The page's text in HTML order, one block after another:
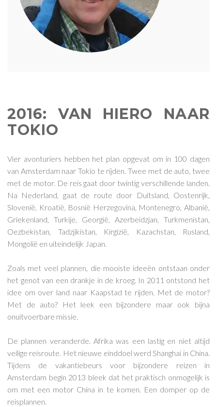
2016: VAN HIERO NAAR
TOKIO
Vier avonturiers hebben het plan opgevat om in 100 dagen
van Amsterdam naar Tokio te rijden. Twee met de auto, twee
met de motor. De reis gaat door twintig verschillende landen.
Na Nederland, gaat de route door Duitsland, Oostenrijk,
Slovenië, Kroatië, Bosnië Herzegovina, Montenegro, Albanië,
Griekenland, Turkije, Georgië, Azerbeidzjan, Turkmenistan,
Oezbekistan, Tadzjikistan, Kirgizië, Kazachstan, Rusland,
Mongolië en uiteindelijk Japan.
Zoals met veel plannen, die mooiste ideeën ontstaan onder
het genot van een drankje in de kroeg. In 2011 ontstond het
idee om over land naar Kaapstad te rijden. Met de motor?
Met de auto? Het leek een bijzondere maar ook bijna
onuitvoerbare missie.
De plannen veranderde. Afrika was een lastig en niet altijd
veilige reisroute. Het nieuwe einddoel werd Shanghai in China.
Tijdens de vakantiebeurs voor bijzondere reizen in
Amsterdam begin 2013 bleek dat het praktisch onmogelijk is
om met een motor China in te komen. Een domper op de
reisplannen.